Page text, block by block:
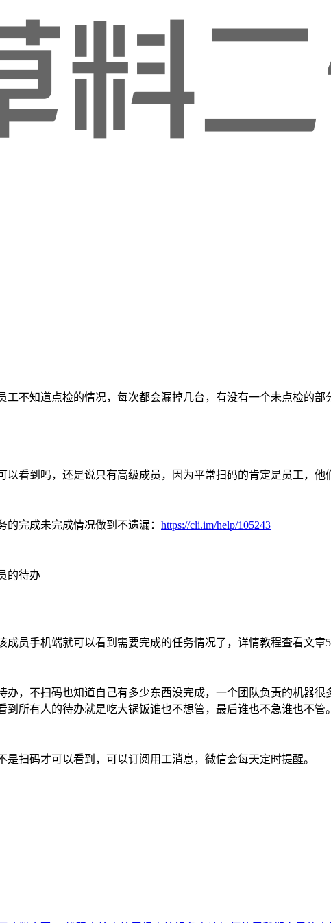
不知道点检的情况，每次都会漏掉几台，有没有一个未点检的
以看到吗，还是说只有高级成员，因为平常扫码的肯定是员工，
完成未完成情况做到不遗漏： https://cli.im/help/105243
的待办
员手机端就可以看到需要完成的任务情况了，详情教程查看文章
，不扫码也知道自己有多少东西没完成，一个团队负责的机器
所有人的待办就是吃大锅饭谁也不想管，最后谁也不急谁也不管。
扫码才可以看到，可以订阅用工消息，微信会每天定时提醒。